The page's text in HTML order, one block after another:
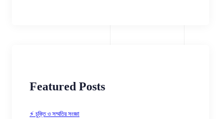
Featured Posts
⚡ চুক্তি ও সম্মতির সংজ্ঞা